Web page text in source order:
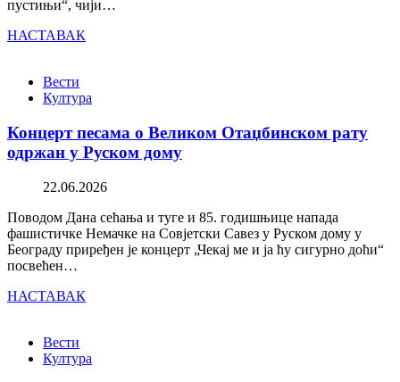
пустињи“, чији…
НАСТАВАК
Вести
Култура
Концерт песама о Великом Отаџбинском рату
одржан у Руском дому
22.06.2026
Поводом Дана сећања и туге и 85. годишњице напада
фашистичке Немачке на Совјетски Савез у Руском дому у
Београду приређен је концерт „Чекај ме и ја ћу сигурно доћи“
посвећен…
НАСТАВАК
Вести
Култура